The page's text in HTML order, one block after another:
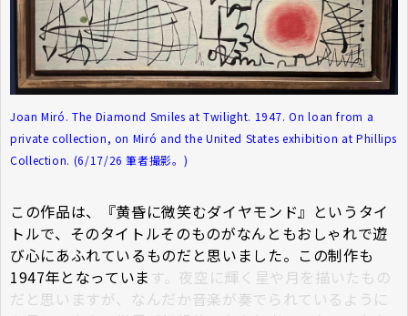
Joan Miró. The Diamond Smiles at Twilight. 1947. On loan from a
private collection, on Miró and the United States exhibition at Phillips
Collection. (6/17/26 筆者撮影。)
この作品は、『黄昏に微笑むダイヤモンド』というタイ
トルで、そのタイトルそのものがなんともおしゃれで遊
び心にあふれているものだと思いました。この制作も
1947年となっていま す。夜空に輝く星や月を描いたもの
だと思いますが、なんだか音楽が奏でられているように